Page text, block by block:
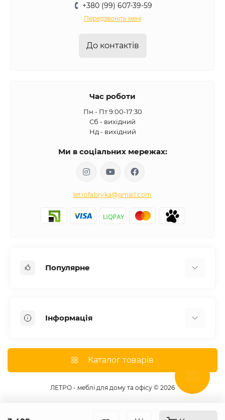
+380 (99) 607-39-59
Передзвоніть мені
До контактів
Час роботи
Пн - Пт 9:00-17:30
Сб - вихідний
Нд - вихідний
Ми в соціальних мережах:
letrofabryka@gmail.com
Популярне
Комоди для спальні
Меблі в дитячу
Інформація
Оплата
Каталог товарів
ЛЕТРО - меблі для дому та офісу © 2026